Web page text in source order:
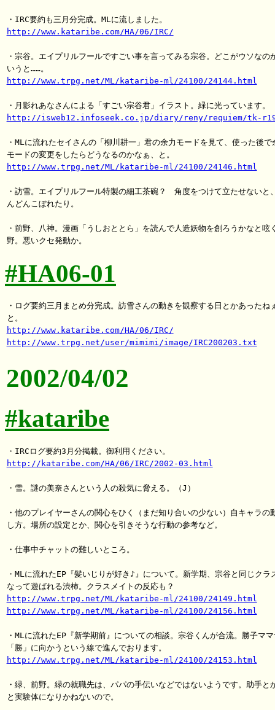
http://www.kataribe.com/HA/06/IRC/
・宗谷。エイプリルフールですごい事を言ってみる宗谷。どこがウソなの
http://www.trpg.net/ML/kataribe-ml/24100/24144.html
http://isweb12.infoseek.co.jp/diary/reny/requiem/tk-
・MLに流れたセイさんの「柳川耕一」君の余力モードを見て、使った後で
http://www.trpg.net/ML/kataribe-ml/24100/24146.html
・訪雪。エイプリルフール特製の細工茶碗？　角度をつけて立たせないと
んどんこぼれたり。
・前野、八神。漫画「うしおととら」を読んで人造妖物を創ろうかなと呟
#HA06-01
・ログ要約三月まとめ分完成。訪雪さんの動きを観察する日とかあったね
http://www.kataribe.com/HA/06/IRC/
http://www.trpg.net/user/mimimi/image/IRC200203.txt
2002/04/02
#kataribe
http://kataribe.com/HA/06/IRC/2002-03.html
・雪。謎の美奈さんという人の殺気に脅える。（J）
・他のプレイヤーさんの関心をひく（まだ知り合いの少ない）自キャラの
し方。場所の設定とか、関心を引きそうな行動の参考など。
・仕事中チャットの難しいところ。
・MLに流れたEP『髪いじりが好き♪』について。新学期、宗谷と同じクラ
http://www.trpg.net/ML/kataribe-ml/24100/24149.html
http://www.trpg.net/ML/kataribe-ml/24100/24156.html
・MLに流れたEP『新学期前』についての相談。宗谷くんが合流。勝子マ
http://www.trpg.net/ML/kataribe-ml/24100/24153.html
・緑、前野。緑の就職先は、パパの手伝いなどではないようです。助手と
と実験体になりかねないので。